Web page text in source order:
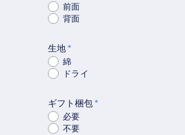
ト
ー
バ
ッ
サ
コ
ッ
前面
背面
生地
綿
ドライ
ギフト梱包
必要
不要